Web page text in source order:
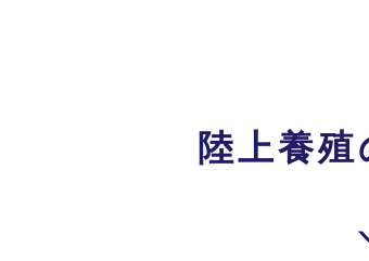
陸上養